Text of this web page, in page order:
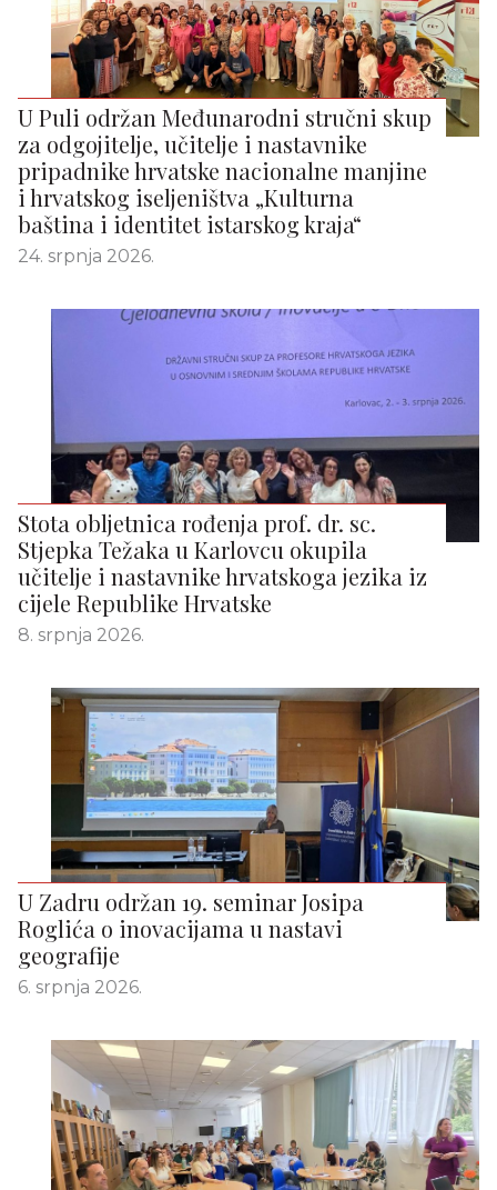
U Puli održan Međunarodni stručni skup
za odgojitelje, učitelje i nastavnike
pripadnike hrvatske nacionalne manjine
i hrvatskog iseljeništva „Kulturna
baština i identitet istarskog kraja“
24. srpnja 2026.
Stota obljetnica rođenja prof. dr. sc.
Stjepka Težaka u Karlovcu okupila
učitelje i nastavnike hrvatskoga jezika iz
cijele Republike Hrvatske
8. srpnja 2026.
U Zadru održan 19. seminar Josipa
Roglića o inovacijama u nastavi
geografije
6. srpnja 2026.